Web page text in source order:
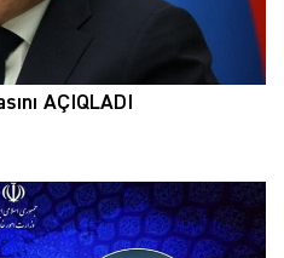
AÇIQLADI